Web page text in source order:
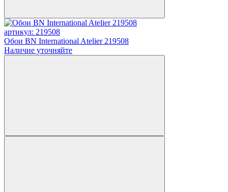
артикул: 219508
Обои BN International Atelier 219508
Наличие уточняйте